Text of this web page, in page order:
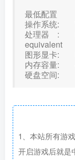
最低配置
操作系统:
处理器 :
equivalent
图形显卡:
内存容量:
硬盘空间:
1、本站所有游
开启游戏后就是